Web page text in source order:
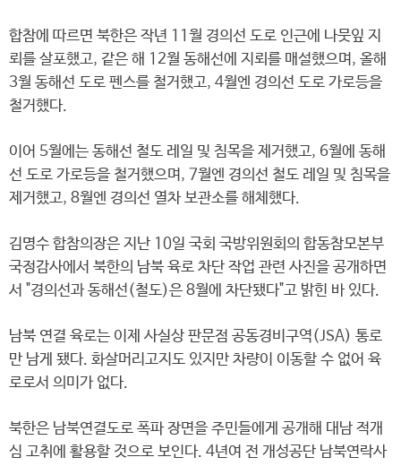
합참에 따르면 북한은 작년 11월 경의선 도로 인근에 나뭇잎 지
뢰를 살포했고, 같은 해 12월 동해선에 지뢰를 매설했으며, 올해
3월 동해선 도로 펜스를 철거했고, 4월엔 경의선 도로 가로등을
철거했다.
이어 5월에는 동해선 철도 레일 및 침목을 제거했고, 6월에 동해
선 도로 가로등을 철거했으며, 7월엔 경의선 철도 레일 및 침목을
제거했고, 8월엔 경의선 열차 보관소를 해체했다.
김명수 합참의장은 지난 10일 국회 국방위원회의 합동참모본부
국정감사에서 북한의 남북 육로 차단 작업 관련 사진을 공개하면
서 "경의선과 동해선(철도)은 8월에 차단됐다"고 밝힌 바 있다.
남북 연결 육로는 이제 사실상 판문점 공동경비구역(JSA) 통로
만 남게 됐다. 화살머리고지도 있지만 차량이 이동할 수 없어 육
로로서 의미가 없다.
북한은 남북연결도로 폭파 장면을 주민들에게 공개해 대남 적개
심 고취에 활용할 것으로 보인다. 4년여 전 개성공단 남북연락사